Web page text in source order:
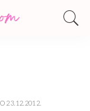
23.12.2012.